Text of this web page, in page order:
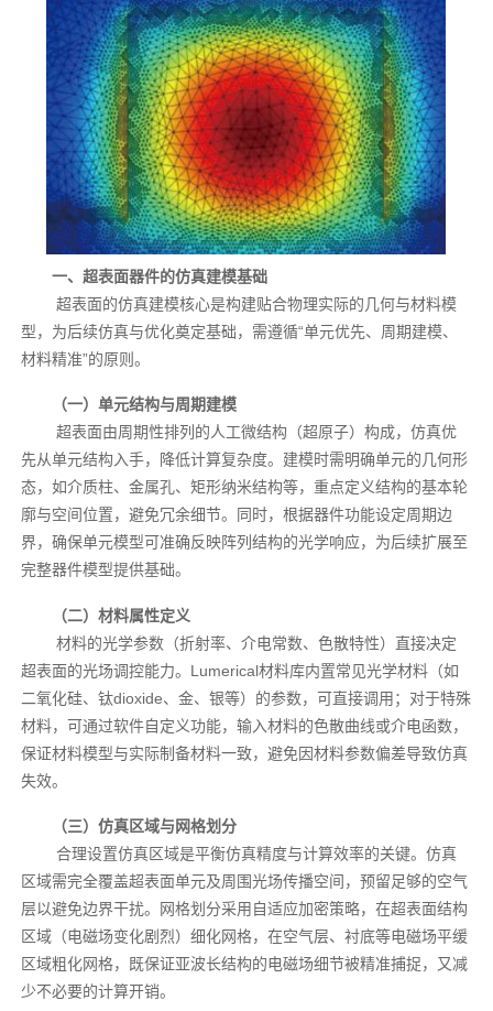
一、超表面器件的仿真建模基础
超表面的仿真建模核心是构建贴合物理实际的几何与材料模
型，为后续仿真与优化奠定基础，需遵循“单元优先、周期建模、
材料精准”的原则。
（一）单元结构与周期建模
超表面由周期性排列的人工微结构（超原子）构成，仿真优
先从单元结构入手，降低计算复杂度。建模时需明确单元的几何形
态，如介质柱、金属孔、矩形纳米结构等，重点定义结构的基本轮
廓与空间位置，避免冗余细节。同时，根据器件功能设定周期边
界，确保单元模型可准确反映阵列结构的光学响应，为后续扩展至
完整器件模型提供基础。
（二）材料属性定义
材料的光学参数（折射率、介电常数、色散特性）直接决定
超表面的光场调控能力。Lumerical材料库内置常见光学材料（如
二氧化硅、钛dioxide、金、银等）的参数，可直接调用；对于特殊
材料，可通过软件自定义功能，输入材料的色散曲线或介电函数，
保证材料模型与实际制备材料一致，避免因材料参数偏差导致仿真
失效。
（三）仿真区域与网格划分
合理设置仿真区域是平衡仿真精度与计算效率的关键。仿真
区域需完全覆盖超表面单元及周围光场传播空间，预留足够的空气
层以避免边界干扰。网格划分采用自适应加密策略，在超表面结构
区域（电磁场变化剧烈）细化网格，在空气层、衬底等电磁场平缓
区域粗化网格，既保证亚波长结构的电磁场细节被精准捕捉，又减
少不必要的计算开销。